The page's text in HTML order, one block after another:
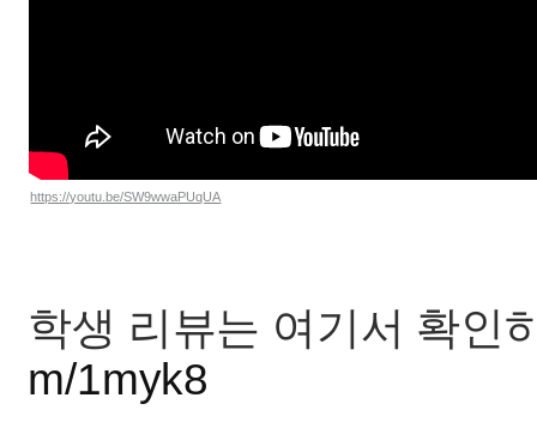
https://youtu.be/SW9wwaPUqUA
학생 리뷰는 여기서 확인
m/1myk8